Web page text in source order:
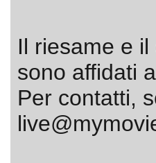
Il riesame e
sono affidati
Per contatti,